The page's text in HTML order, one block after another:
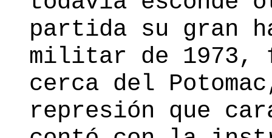
partida su gran
militar de 1973,
cerca del
represión que